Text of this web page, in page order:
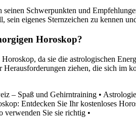
Schwerpunkten und
eigenes Sternzeichen zu kennen
Horoskop?
da sie die astrologischen
ziehen, die sich im
– Spaß und Gehirntraining •
Entdecken Sie Ihr kostenloses
verwenden Sie sie richtig •